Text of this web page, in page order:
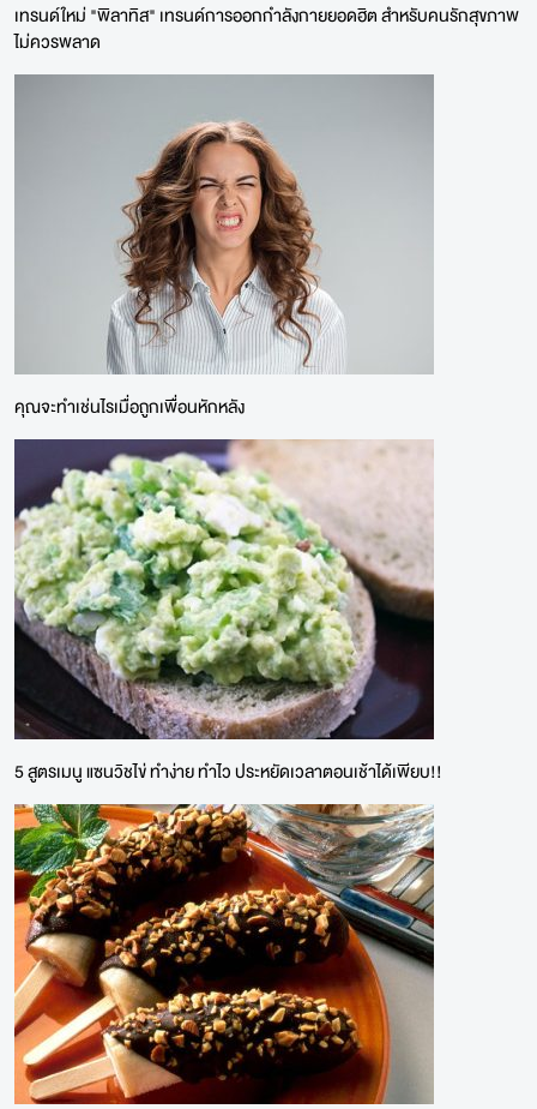
เทรนด์ใหม่ "พิลาทิส" เทรนด์การออกกำลังกายยอดฮิต สำหรับคนรักสุขภาพ
ไม่ควรพลาด
คุณจะทำเช่นไรเมื่อถูกเพื่อนหักหลัง
5 สูตรเมนู แซนวิชไข่ ทำง่าย ทำไว ประหยัดเวลาตอนเช้าได้เพียบ!!